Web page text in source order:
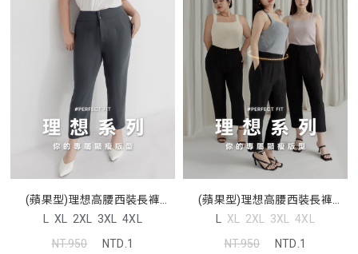
(蘋果型)理想高腰西裝長褲
MISS. 中大尺碼褲子
L XL 2XL 3XL 4XL
NT.950
NTD.1
(蘋果型)理想高腰西裝長褲
MISS. 中大尺碼褲子
L XL 2XL 3XL 4XL
NT.950
NTD.1